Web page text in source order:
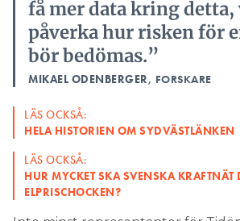
MIKAEL ODENBERGER, FORSKARE
LÄS OCKSÅ:
HELA HISTORIEN OM SYDVÄSTLÄNKEN
HUR MYCKET SKA SVENSKA KRAFTNÄT
ELPRISCHOCKEN?
Inte minst representanter för
beskrivit det svenska elsystemet
Men stämmer det?